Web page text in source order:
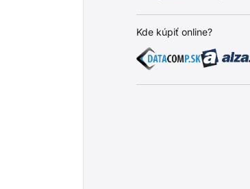
Kde kúpiť online?